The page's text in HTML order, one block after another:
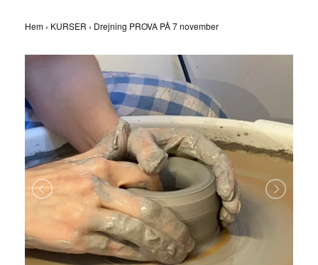
Hem › KURSER › Drejning PROVA PÅ 7 november